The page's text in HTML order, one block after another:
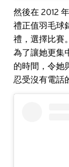
然後在 2012
禮正值羽毛球
禮，選擇比賽
為了讓她更集
的時間，令她
忍受沒有電話